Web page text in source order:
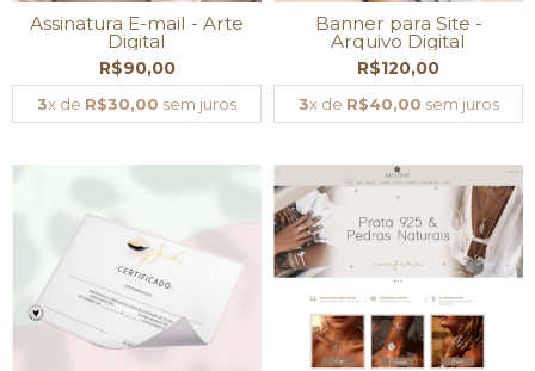
Assinatura E-mail - Arte
Digital
R$90,00
3x de R$30,00 sem juros
Banner para Site -
Arquivo Digital
R$120,00
3x de R$40,00 sem juros